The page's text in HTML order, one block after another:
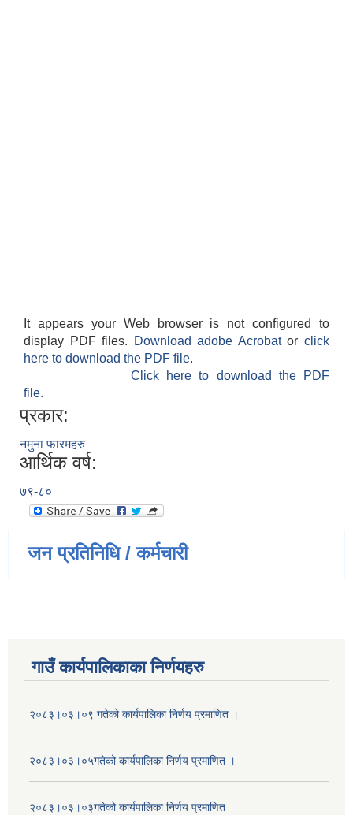
It appears your Web browser is not configured to
display PDF files.
Download adobe Acrobatorclick
here to download the PDF file.
Click here to download the PDF
file.
प्रकार:
नमुना फारमहरु
आर्थिक वर्ष:
७९-८०
जन प्रतिनिधि / कर्मचारी
गाउँ कार्यपालिकाका निर्णयहरु
२०८३।०३।०९ गतेको कार्यपालिका निर्णय प्रमाणित ।
२०८३।०३।०५गतेको कार्यपालिका निर्णय प्रमाणित ।
२०८३।०३।०३गतेको कार्यपालिका निर्णय प्रमाणित